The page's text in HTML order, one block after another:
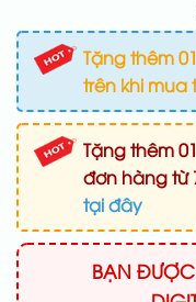
Tặng thêm
trên khi mua
Tặng thêm
đơn hàng từ
tại đây
BẠN ĐƯỢC